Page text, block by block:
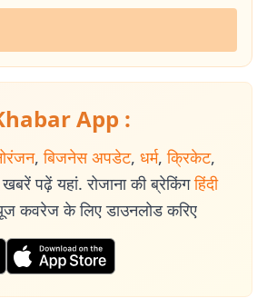
App :
, बिजनेस अपडेट, धर्म, क्रिकेट,
पढ़ें यहां. रोजाना की ब्रेकिंग हिंदी
कवरेज के लिए डाउनलोड करिए